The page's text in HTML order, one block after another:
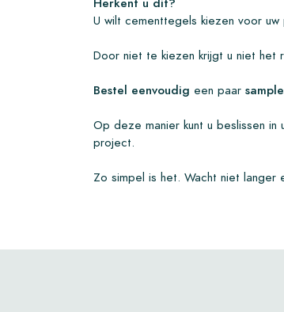
U wilt cementtegels kiezen voor
Door niet te kiezen krijgt u niet het
Bestel eenvoudig een paar
Op deze manier kunt u beslissen
project.
Zo simpel is het. Wacht niet langer